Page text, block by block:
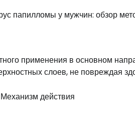
применения в основном
слоев, не повреждая
Механизм действия